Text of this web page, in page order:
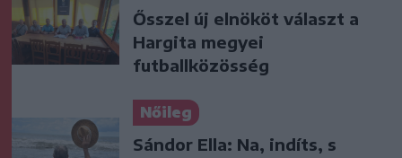
Ősszel új elnököt választ a
Hargita megyei
futballközösség
Nőileg
Sándor Ella: Na, indíts, s